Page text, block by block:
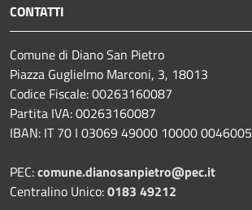
CONTATTI
Comune di Diano San Pietro
Piazza Guglielmo Marconi, 3, 18013
Codice Fiscale: 00263160087
Partita IVA: 00263160087
IBAN: IT 70 I 03069 49000 10000 0046005
PEC:comune.dianosanpietro@pec.it
Centralino Unico:0183 49212